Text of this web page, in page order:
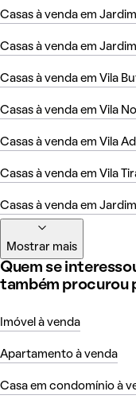
Casas à venda em
Casas à venda em
Casas à venda em Vila
Casas à venda em Vila
Casas à venda em Vila
Casas à venda em Vila
Casas à venda em
Mostrar mais
Quem se
também procurou
Imóvel à venda
Apartamento à venda
Casa em condomínio à